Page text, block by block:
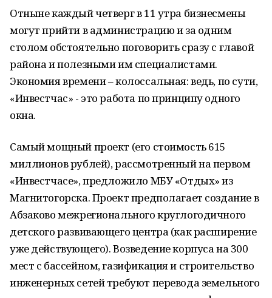
Отныне каждый четверг в 11 утра бизнесмены
могут прийти в администрацию и за одним
столом обстоятельно поговорить сразу с главой
района и полезными им специалистами.
Экономия времени – колоссальная: ведь, по сути,
«Инвестчас» - это работа по принципу одного
окна.
Самый мощный проект (его стоимость 615
миллионов рублей), рассмотренный на первом
«Инвестчасе», предложило МБУ «Отдых» из
Магнитогорска. Проект предполагает создание в
Абзаково межрегионального круглогодичного
детского развивающего центра (как расширение
уже действующего). Возведение корпуса на 300
мест с бассейном, газификация и строительство
инженерных сетей требуют перевода земельного